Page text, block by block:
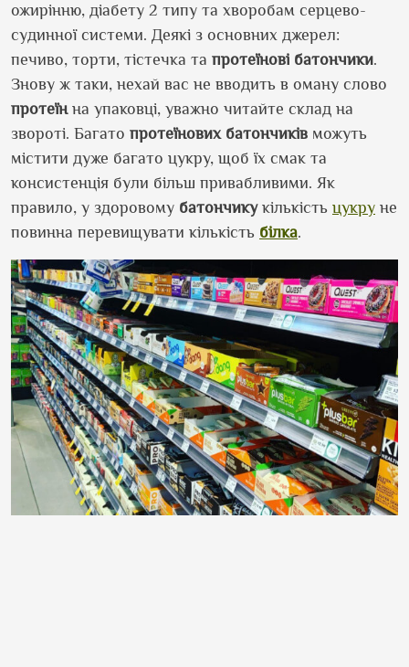
ожирінню, діабету 2 типу та хворобам серцево-
судинної системи. Деякі з основних джерел:
печиво, торти, тістечка та протеїнові батончики.
Знову ж таки, нехай вас не вводить в оману слово
протеїнна упаковці, уважно читайте склад на
звороті. Багато протеїнових батончиків можуть
містити дуже багато цукру, щоб їх смак та
консистенція були більш привабливими. Як
правило, у здоровому батончикукількість цукру не
повинна перевищувати кількість білка.